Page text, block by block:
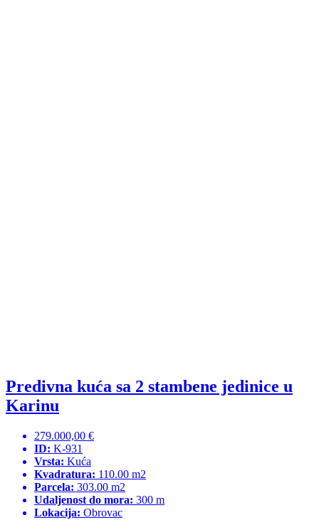
Predivna kuća sa 2 stambene jedinice u
Karinu
279.000,00 €
ID: K-931
Vrsta: Kuća
Kvadratura: 110.00 m2
Parcela: 303.00 m2
Udaljenost do mora: 300 m
Lokacija: Obrovac